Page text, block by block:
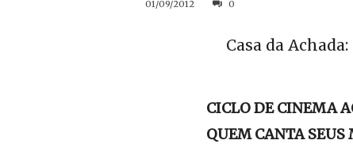
01/09/2012 0
Casa da
CICLO DE CINEMA
QUEM CANTA SEUS